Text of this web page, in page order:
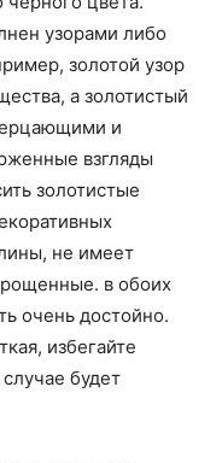
узорами либо
золотой узор
а золотистый
и
взгляды
золотистые
не имеет
в обоих
очень достойно.
избегайте
будет